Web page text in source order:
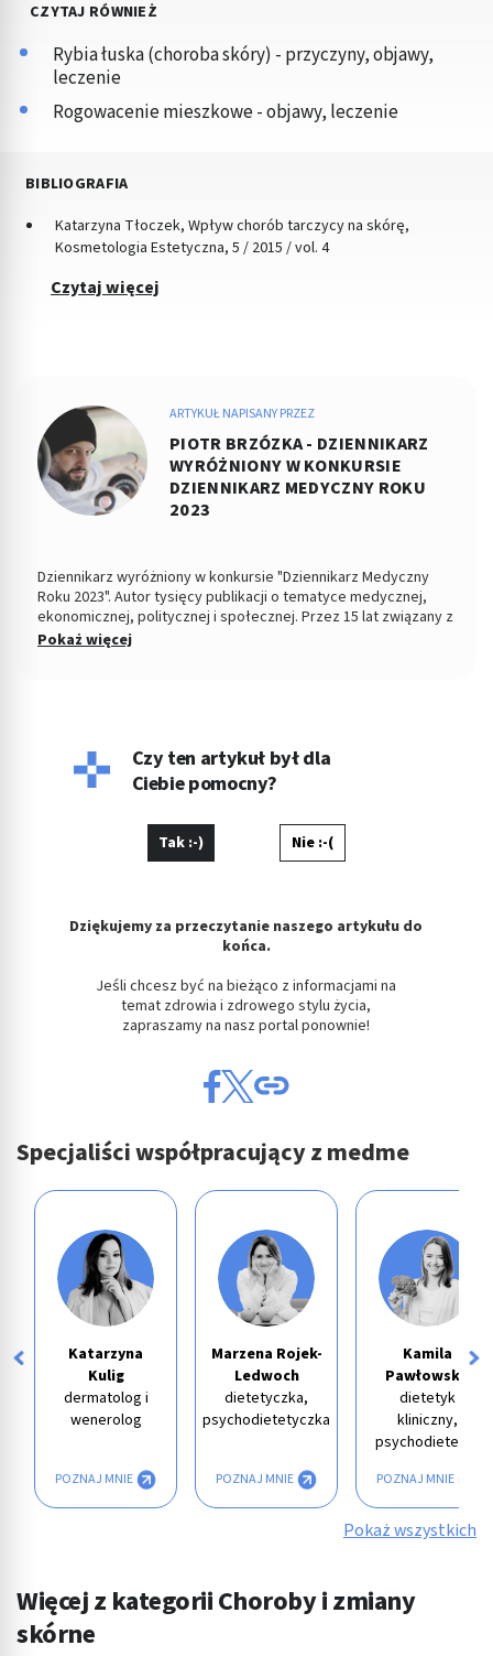
CZYTAJ RÓWNIEŻ
Rybia łuska (choroba skóry) - przyczyny, objawy,
leczenie
Rogowacenie mieszkowe - objawy, leczenie
BIBLIOGRAFIA
Katarzyna Tłoczek, Wpływ chorób tarczycy na skórę,
Kosmetologia Estetyczna, 5 / 2015 / vol. 4
Czytaj więcej
ARTYKUŁ NAPISANY PRZEZ
PIOTR BRZÓZKA - DZIENNIKARZ
WYRÓŻNIONY W KONKURSIE
DZIENNIKARZ MEDYCZNY ROKU
2023
Dziennikarz wyróżniony w konkursie "Dziennikarz Medyczny
Roku 2023". Autor tysięcy publikacji o tematyce medycznej,
ekonomicznej, politycznej i społecznej. Przez 15 lat związany z
Dziennikiem Łódzkim i Polska TheTimes. Z wykształcenia
Pokaż więcej
Czy ten artykuł był dla
Ciebie pomocny?
Tak :-) Nie :-(
Dziękujemy za przeczytanie naszego artykułu do
końca.
Jeśli chcesz być na bieżąco z informacjami na
temat zdrowia i zdrowego stylu życia,
zapraszamy na nasz portal ponownie!
Specjaliści współpracujący z medme
Katarzyna
Kulig
dermatolog i
wenerolog
POZNAJ MNIE
Marzena Rojek-
Ledwoch
dietetyczka,
psychodietetyczka
POZNAJ MNIE
Kamila
Pawłowska
dietetyk
kliniczny,
psychodietetyk
POZNAJ MNIE
Pokaż wszystkich
Więcej z kategorii Choroby i zmiany
skórne